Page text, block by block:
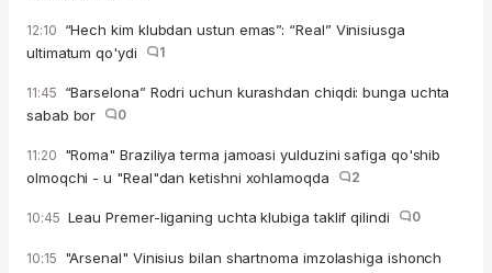
12:10 “Hech kim klubdan ustun emas”: “Real” Vinisiusga
ultimatum qo'ydi
1
11:45 “Barselona” Rodri uchun kurashdan chiqdi: bunga uchta
sabab bor
0
11:20 "Roma" Braziliya terma jamoasi yulduzini safiga qo'shib
olmoqchi - u "Real"dan ketishni xohlamoqda
2
10:45 Leau Premer-liganing uchta klubiga taklif qilindi 0
10:15 "Arsenal" Vinisius bilan shartnoma imzolashiga ishonch